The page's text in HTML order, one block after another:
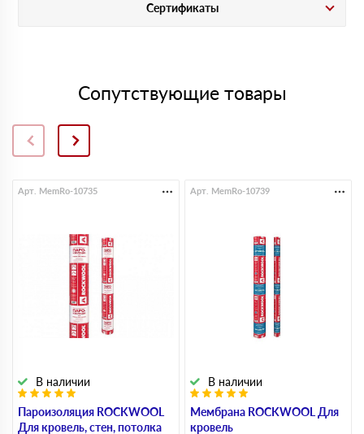
Сертификаты
Сопутствующие товары
Пароизоляция ROCKWOOL
Для кровель, стен, потолка
В наличии
Арт. MemRo-10735
Мембрана ROCKWOOL Для
кровель
В наличии
Арт. MemRo-10739